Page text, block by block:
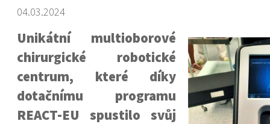
04.03.2024
Unikátní multioborové
chirurgické robotické
centrum, které díky
dotačnímu programu
REACT-EU spustilo svůj